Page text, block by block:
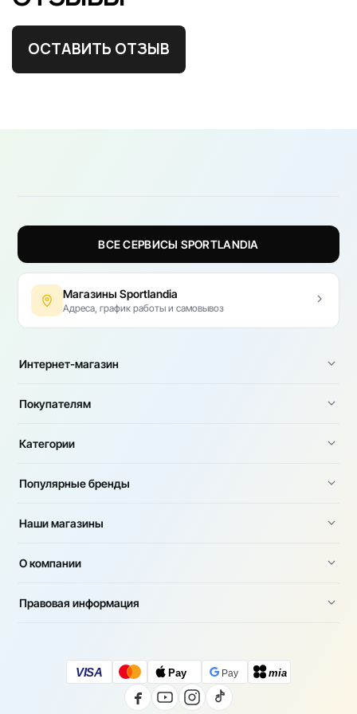
ОСТАВИТЬ ОТЗЫВ
ВСЕ СЕРВИСЫ SPORTLANDIA
Магазины Sportlandia
Адреса, график работы и самовывоз
Интернет-магазин
Покупателям
Категории
Популярные бренды
Наши магазины
О компании
Правовая информация
VISA Pay Pay mia